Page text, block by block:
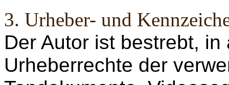
3. Urheber- und
Der Autor ist bestrebt,
Urheberrechte der